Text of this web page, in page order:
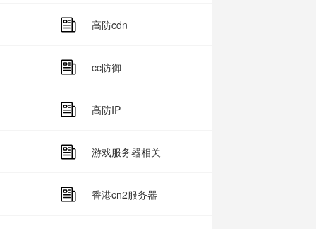
高防cdn
cc防御
高防IP
游戏服务器相关
香港cn2服务器